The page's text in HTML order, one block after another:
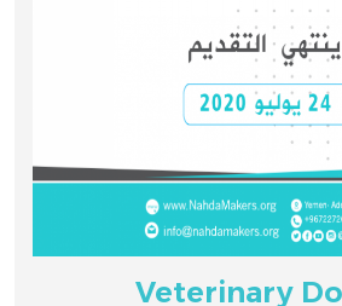
Veterinary